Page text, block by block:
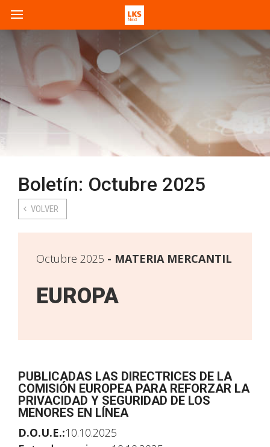
Boletín: Octubre 2025
VOLVER
Octubre 2025 MATERIA MERCANTIL
EUROPA
PUBLICADAS LAS DIRECTRICES DE LA
COMISIÓN EUROPEA PARA REFORZAR LA
PRIVACIDAD Y SEGURIDAD DE LOS
MENORES EN LÍNEA
D.O.U.E.:10.10.2025